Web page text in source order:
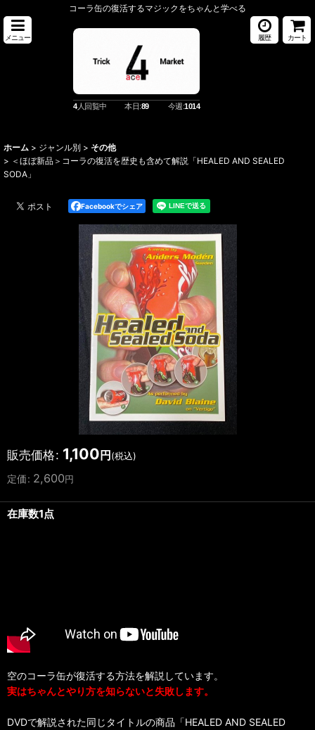
コーラ缶の復活するマジックをちゃんと学べる
メニュー
4人回覧中 本日:89 今週:1014
履歴 カート
ホーム > ジャンル別 > その他
> ＜ほぼ新品＞コーラの復活を歴史も含めて解説「HEALED AND SEALED
SODA」
Facebookでシェア
販売価格: 1,100円(税込)
定価: 2,600 円
在庫数1点
空のコーラ缶が復活する方法を解説しています。
実はちゃんとやり方を知らないと失敗します。
DVDで解説された同じタイトルの商品「HEALED AND SEALED